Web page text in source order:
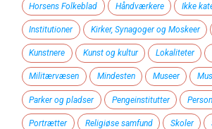
Horsens Folkeblad Håndværkere Ikke
Institutioner Kirker, Synagoger og Moskeer
Kunstnere Kunst og kultur Lokaliteter
Militærvæsen Mindesten Museer
Parker og pladser Pengeinstitutter
Portrætter Religiøse samfund Skoler